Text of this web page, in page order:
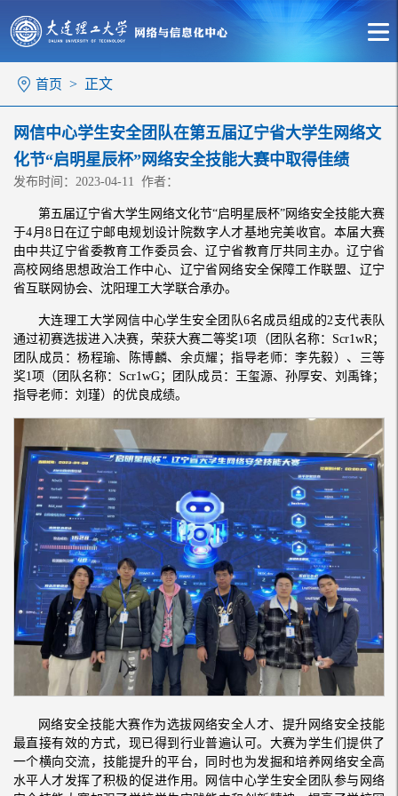
首页 > 正文
网信中心学生安全团队在第五届辽宁省大学生网络文
化节“启明星辰杯”网络安全技能大赛中取得佳绩
发布时间：2023-04-11 作者：
第五届辽宁省大学生网络文化节“启明星辰杯”网络安全技能大赛
于4月8日在辽宁邮电规划设计院数字人才基地完美收官。本届大赛
由中共辽宁省委教育工作委员会、辽宁省教育厅共同主办。辽宁省
高校网络思想政治工作中心、辽宁省网络安全保障工作联盟、辽宁
省互联网协会、沈阳理工大学联合承办。
大连理工大学网信中心学生安全团队6名成员组成的2支代表队
通过初赛选拔进入决赛，荣获大赛二等奖1项（团队名称：Scr1wR；
团队成员：杨程瑜、陈博麟、余贞耀；指导老师：李先毅）、三等
奖1项（团队名称：Scr1wG；团队成员：王玺源、孙厚安、刘禹锋；
指导老师：刘瑾）的优良成绩。
网络安全技能大赛作为选拔网络安全人才、提升网络安全技能
最直接有效的方式，现已得到行业普遍认可。大赛为学生们提供了
一个横向交流，技能提升的平台，同时也为发掘和培养网络安全高
水平人才发挥了积极的促进作用。网信中心学生安全团队参与网络